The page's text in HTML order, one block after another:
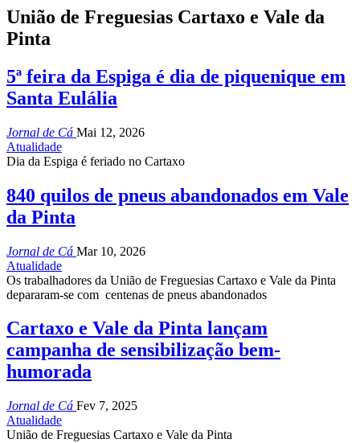
União de Freguesias Cartaxo e Vale da
Pinta
5ª feira da Espiga é dia de piquenique em
Santa Eulália
Jornal de Cá Mai 12, 2026
Atualidade
Dia da Espiga é feriado no Cartaxo
840 quilos de pneus abandonados em Vale
da Pinta
Jornal de Cá Mar 10, 2026
Atualidade
Os trabalhadores da União de Freguesias Cartaxo e Vale da Pinta
depararam-se com centenas de pneus abandonados
Cartaxo e Vale da Pinta lançam
campanha de sensibilização bem-
humorada
Jornal de Cá Fev 7, 2025
Atualidade
União de Freguesias Cartaxo e Vale da Pinta